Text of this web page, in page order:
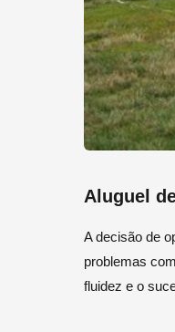
Aluguel
A decisão de
problemas
fluidez e o